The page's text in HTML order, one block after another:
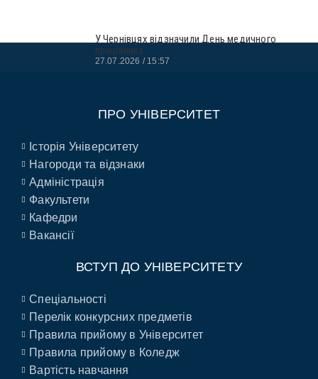
У Чернівцях відзначили День медичного
працівника
27.07.2026 15:57
ПРО УНІВЕРСИТЕТ
Історія Університету
Нагороди та відзнаки
Адміністрація
Факультети
Кафедри
Вакансії
ВСТУП ДО УНІВЕРСИТЕТУ
Спеціальності
Перелік конкурсних предметів
Правила прийому в Університет
Правила прийому в Коледж
Вартість навчання